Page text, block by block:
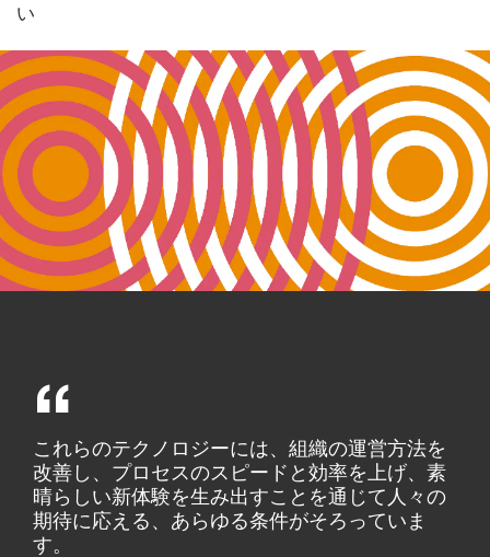
い
これらのテクノロジーには、組織の運営方法を
改善し、プロセスのスピードと効率を上げ、素
晴らしい新体験を生み出すことを通じて人々の
期待に応える、あらゆる条件がそろっていま
す。